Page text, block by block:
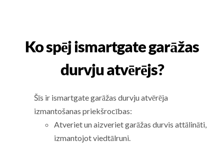
Ko spēj ismartgate garāžas
durvju atvērējs?
Šīs ir ismartgate garāžas durvju atvērēja
izmantošanas priekšrocības:
Atveriet un aizveriet garāžas durvis attālināti,
izmantojot viedtālruni.